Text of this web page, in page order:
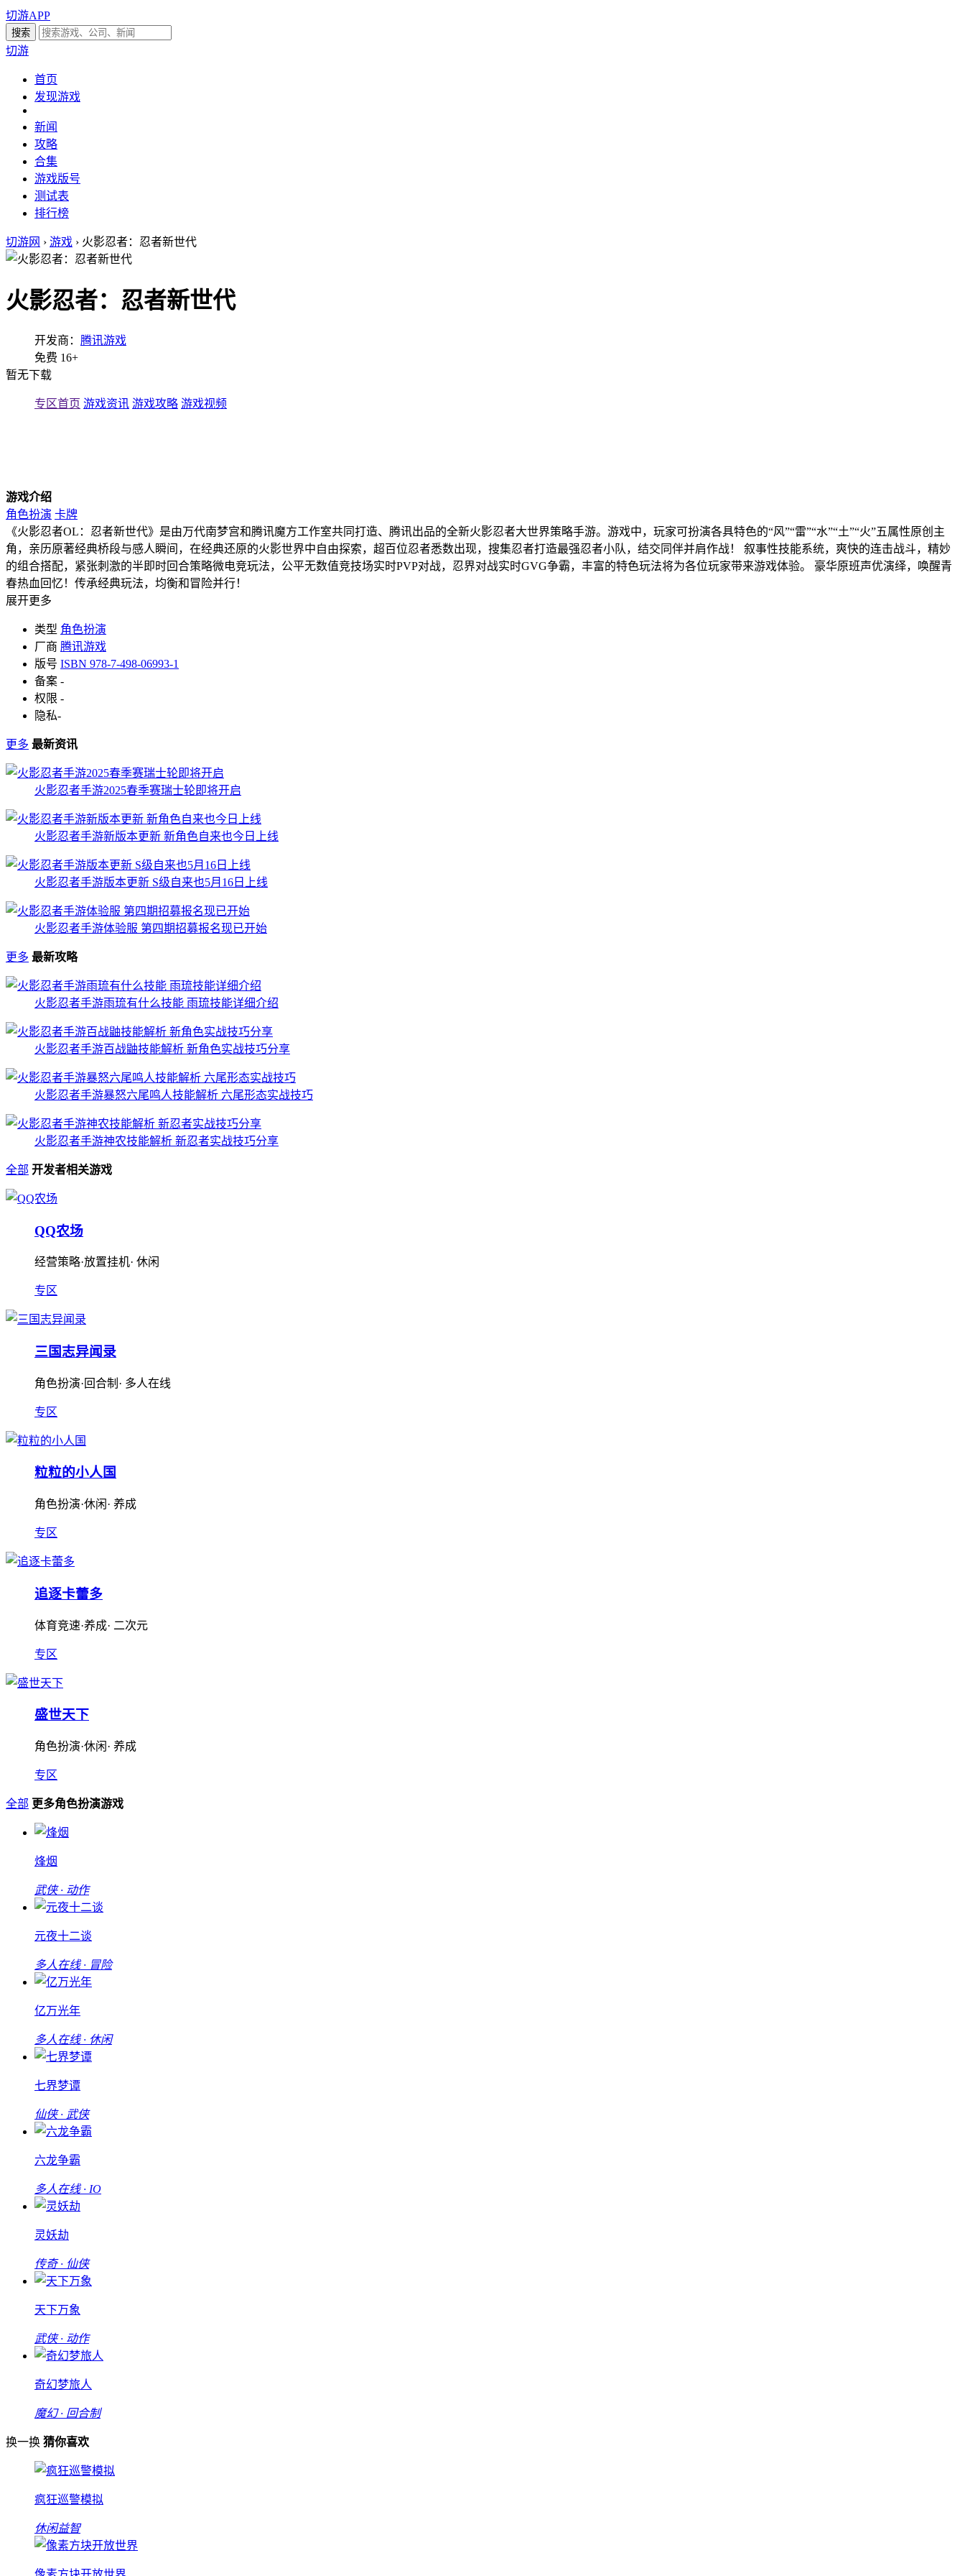
切游APP
切游
首页
发现游戏
新闻
攻略
合集
游戏版号
测试表
排行榜
切游网 › 游戏 › 火影忍者：忍者新世代
火影忍者：忍者新世代
开发商： 腾讯游戏
免费 16+
暂无下载
专区首页 游戏资讯 游戏攻略 游戏视频
游戏介绍
角色扮演 卡牌
《火影忍者OL：忍者新世代》是由万代南梦宫和腾讯魔方工作室共同打造、腾讯出品的全新火影忍者大世界策略手游。游戏中，玩家可扮演各具特色的“风”“雷”“水”“土”“火”五属性原创主
角，亲历原著经典桥段与感人瞬间，在经典还原的火影世界中自由探索，超百位忍者悉数出现，搜集忍者打造最强忍者小队，结交同伴并肩作战！ 叙事性技能系统，爽快的连击战斗，精妙
的组合搭配，紧张刺激的半即时回合策略微电竞玩法，公平无数值竞技场实时PVP对战，忍界对战实时GVG争霸，丰富的特色玩法将为各位玩家带来游戏体验。 豪华原班声优演绎，唤醒青
春热血回忆！传承经典玩法，均衡和冒险并行！
展开更多
类型 角色扮演
厂商 腾讯游戏
版号 ISBN 978-7-498-06993-1
备案 -
权限 -
隐私-
更多 最新资讯
火影忍者手游2025春季赛瑞士轮即将开启
火影忍者手游新版本更新 新角色自来也今日上线
火影忍者手游版本更新 S级自来也5月16日上线
火影忍者手游体验服 第四期招募报名现已开始
更多 最新攻略
火影忍者手游雨琉有什么技能 雨琉技能详细介绍
火影忍者手游百战鼬技能解析 新角色实战技巧分享
火影忍者手游暴怒六尾鸣人技能解析 六尾形态实战技巧
火影忍者手游神农技能解析 新忍者实战技巧分享
全部 开发者相关游戏
QQ农场
经营策略·放置挂机· 休闲
专区
三国志异闻录
角色扮演·回合制· 多人在线
专区
粒粒的小人国
角色扮演·休闲· 养成
专区
追逐卡蕾多
体育竞速·养成· 二次元
专区
盛世天下
角色扮演·休闲· 养成
专区
全部 更多角色扮演游戏
烽烟
武侠 · 动作
元夜十二谈
多人在线 · 冒险
亿万光年
多人在线 · 休闲
七界梦谭
仙侠 · 武侠
六龙争霸
多人在线 · IO
灵妖劫
传奇 · 仙侠
天下万象
武侠 · 动作
奇幻梦旅人
魔幻 · 回合制
换一换 猜你喜欢
疯狂巡警模拟
休闲益智